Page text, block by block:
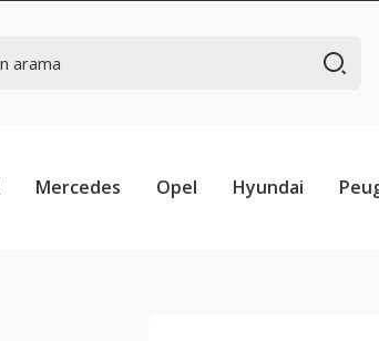
Mercedes Opel Hyundai